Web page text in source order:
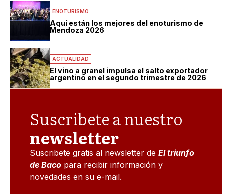
ENOTURISMO
Aquí están los mejores del enoturismo de
Mendoza 2026
ACTUALIDAD
El vino a granel impulsa el salto exportador
argentino en el segundo trimestre de 2026
Suscribete a nuestro
newsletter
Suscribete gratis al newsletter deEl triunfo
de Baco para recibir información y
novedades en su e-mail.